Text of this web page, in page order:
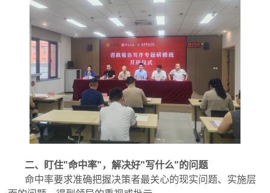
二、盯住"命中率"，解决好"写什么"的问题
命中率要求准确把握决策者最关心的现实问题、实施层